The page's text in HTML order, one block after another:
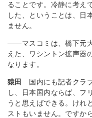
ることです。冷静に考え
した、ということは、日
ません。
――マスコミは、橋下元
えた、ワシントン拡声器
なります。
猿田
国内にも記者クラ
し、日本国内ならば、フ
うと思えばできる。けれ
ストもいません。ですか